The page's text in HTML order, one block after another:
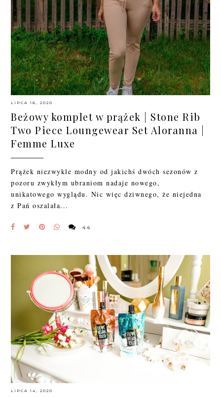
LIPCA 16, 2020
Beżowy komplet w prążek | Stone Rib
Two Piece Loungewear Set Aloranna |
Femme Luxe
Prążek niezwykle modny od jakichś dwóch sezonów z
pozoru zwykłym ubraniom nadaje nowego,
unikatowego wyglądu. Nic więc dziwnego, że niejedna
z Pań oszalała...
44
LIPCA 14, 2020